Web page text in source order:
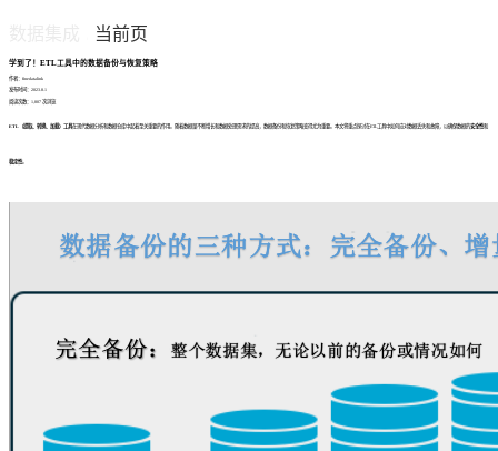
当前页
学到了！ETL工具中的数据备份与恢复策略
作者：finedatalink
发布时间：2023.8.1
阅读次数：1,807 次浏览
ETL（提取、转换、加载）工具 在现代数据分析和数据仓库中起着至关重要的作用。随着数据量不断增长和数据处理需求的提高，数据备份和恢复策略变得尤为重要。本文将重点探讨在ETL工具中如何应对数据丢失和故障，以确保数据的 安全性 和
稳定性